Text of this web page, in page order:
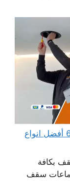
فني سماعات سقف بلوتوث 66780530 أفضل انواع
بكافة
سقف